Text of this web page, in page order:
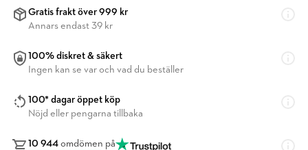
Gratis frakt över 999 kr
Annars endast 39 kr
100% diskret & säkert
Ingen kan se var och vad du beställer
100* dagar öppet köp
Nöjd eller pengarna tillbaka
10 944 omdömen på